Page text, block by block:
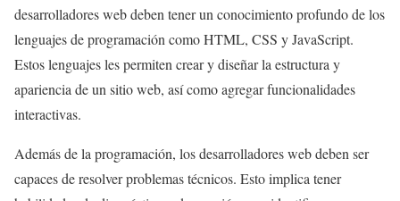
desarrolladores web deben tener un conocimiento profundo de los
lenguajes de programación como HTML, CSS y JavaScript.
Estos lenguajes les permiten crear y diseñar la estructura y
apariencia de un sitio web, así como agregar funcionalidades
interactivas.
Además de la programación, los desarrolladores web deben ser
capaces de resolver problemas técnicos. Esto implica tener